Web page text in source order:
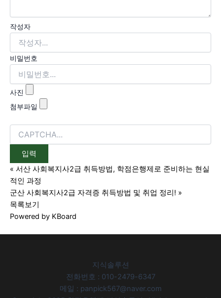
작성자
비밀번호
사진
첨부파일
« 서산 사회복지사2급 취득방법, 학점은행제로 준비하는 현실
적인 과정
군산 사회복지사2급 자격증 취득방법 및 취업 정리! »
목록보기
Powered by KBoard
지식솔루션
전화번호 : 010-2479-6347
메일 : panpick567@naver.com